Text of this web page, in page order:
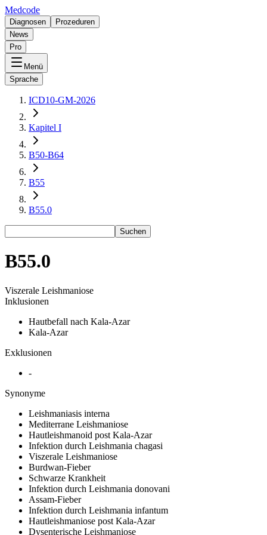
Medcode
Diagnosen
Prozeduren
News
Pro
Menü
Sprache
ICD10-GM-2026
Kapitel I
B50-B64
B55
B55.0
Suchen
B55.0
Viszerale Leishmaniose
Inklusionen
Hautbefall nach Kala-Azar
Kala-Azar
Exklusionen
-
Synonyme
Leishmaniasis interna
Mediterrane Leishmaniose
Hautleishmanoid post Kala-Azar
Infektion durch Leishmania chagasi
Viszerale Leishmaniose
Burdwan-Fieber
Schwarze Krankheit
Infektion durch Leishmania donovani
Assam-Fieber
Infektion durch Leishmania infantum
Hautleishmaniose post Kala-Azar
Dysenterische Leishmaniose